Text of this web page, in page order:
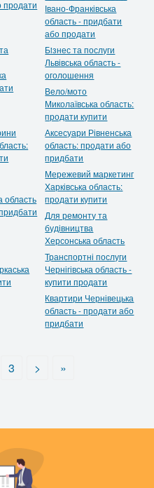
продати
Івано-Франківська
область - придбати
або продати
Бiзнес та послуги
Львівська область -
оголошення
Вело/мото
Миколаївська область:
продати купити
Аксесуари Рівненська
область: продати або
придбати
область
Мережевий маркетинг
Харківська область:
продати купити
Для ремонту та
будівництва
Херсонська область
Транспортні послуги
Чернігівська область -
купити продати
Квартири Чернівецька
область - продати або
придбати
3 > »